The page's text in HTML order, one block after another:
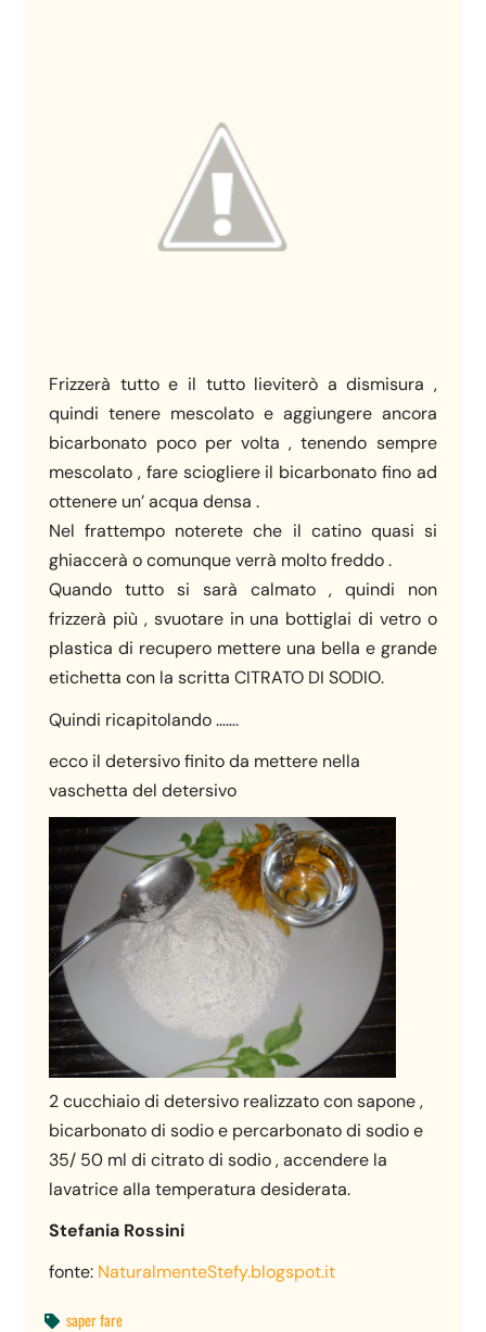
Frizzerà tutto e il tutto lieviterò a dismisura ,
quindi tenere mescolato e aggiungere ancora
bicarbonato poco per volta , tenendo sempre
mescolato , fare sciogliere il bicarbonato fino ad
ottenere un’ acqua densa .
Nel frattempo noterete che il catino quasi si
ghiaccerà o comunque verrà molto freddo .
Quando tutto si sarà calmato , quindi non
frizzerà più , svuotare in una bottiglai di vetro o
plastica di recupero mettere una bella e grande
etichetta con la scritta CITRATO DI SODIO.
Quindi ricapitolando …….
ecco il detersivo finito da mettere nella
vaschetta del detersivo
2 cucchiaio di detersivo realizzato con sapone ,
bicarbonato di sodio e percarbonato di sodio e
35/ 50 ml di citrato di sodio , accendere la
lavatrice alla temperatura desiderata.
Stefania Rossini
fonte: NaturalmenteStefy.blogspot.it
 saper fare